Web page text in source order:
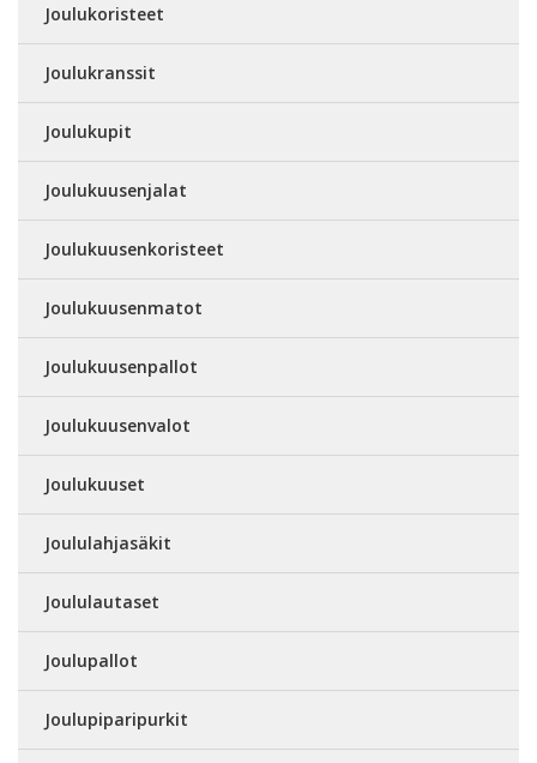
Joulukoristeet
Joulukranssit
Joulukupit
Joulukuusenjalat
Joulukuusenkoristeet
Joulukuusenmatot
Joulukuusenpallot
Joulukuusenvalot
Joulukuuset
Joululahjasäkit
Joululautaset
Joulupallot
Joulupiparipurkit